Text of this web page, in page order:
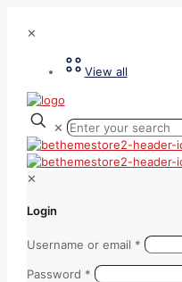
✕
View all
✕
✕
Login
Username or email *
Password *